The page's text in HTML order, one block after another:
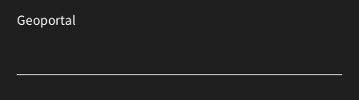
Geoportal